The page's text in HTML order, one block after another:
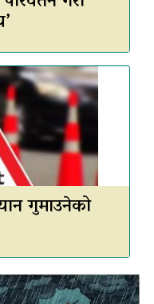
गुमाउनेको